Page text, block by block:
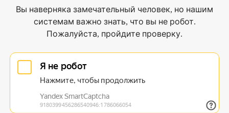
Вы наверняка замечательный человек, но нашим
системам важно знать, что вы не робот.
Пожалуйста, пройдите проверку.